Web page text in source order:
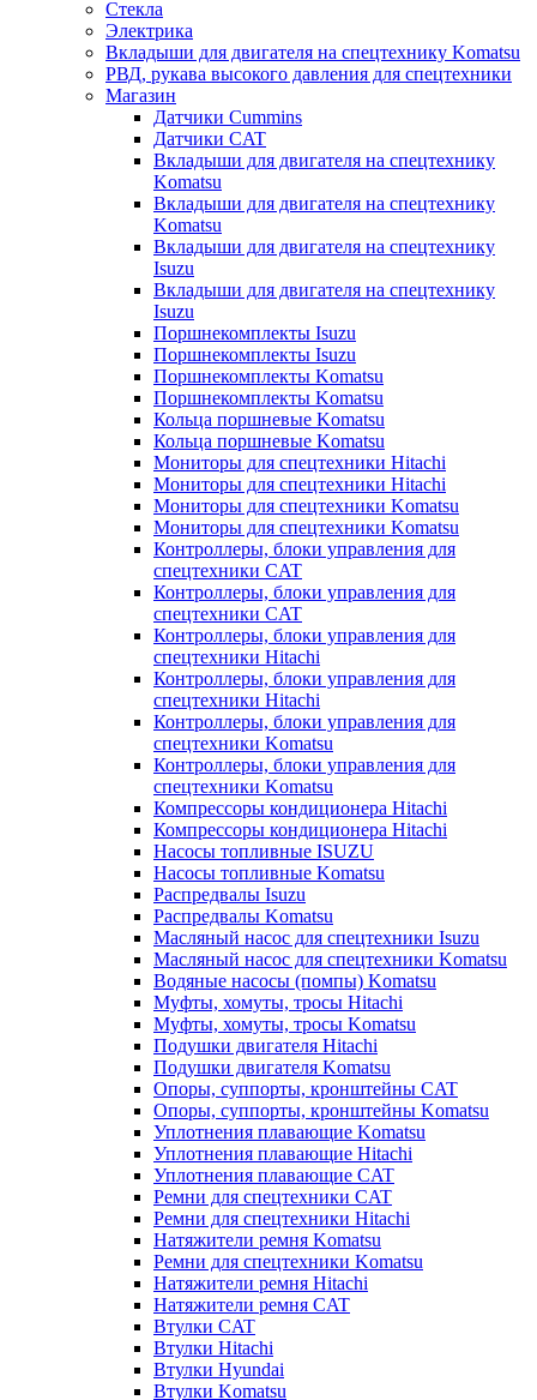
Стекла
Электрика
Вкладыши для двигателя на спецтехнику Komatsu
РВД, рукава высокого давления для спецтехники
Магазин
Датчики Cummins
Датчики CAT
Вкладыши для двигателя на спецтехнику
Komatsu
Вкладыши для двигателя на спецтехнику
Komatsu
Вкладыши для двигателя на спецтехнику
Isuzu
Вкладыши для двигателя на спецтехнику
Isuzu
Поршнекомплекты Isuzu
Поршнекомплекты Isuzu
Поршнекомплекты Komatsu
Поршнекомплекты Komatsu
Кольца поршневые Komatsu
Кольца поршневые Komatsu
Мониторы для спецтехники Hitachi
Мониторы для спецтехники Hitachi
Мониторы для спецтехники Komatsu
Мониторы для спецтехники Komatsu
Контроллеры, блоки управления для
спецтехники CAT
Контроллеры, блоки управления для
спецтехники CAT
Контроллеры, блоки управления для
спецтехники Hitachi
Контроллеры, блоки управления для
спецтехники Hitachi
Контроллеры, блоки управления для
спецтехники Komatsu
Контроллеры, блоки управления для
спецтехники Komatsu
Компрессоры кондиционера Hitachi
Компрессоры кондиционера Hitachi
Насосы топливные ISUZU
Насосы топливные Komatsu
Распредвалы Isuzu
Распредвалы Komatsu
Масляный насос для спецтехники Isuzu
Масляный насос для спецтехники Komatsu
Водяные насосы (помпы) Komatsu
Муфты, хомуты, тросы Hitachi
Муфты, хомуты, тросы Komatsu
Подушки двигателя Hitachi
Подушки двигателя Komatsu
Опоры, суппорты, кронштейны CAT
Опоры, суппорты, кронштейны Komatsu
Уплотнения плавающие Komatsu
Уплотнения плавающие Hitachi
Уплотнения плавающие CAT
Ремни для спецтехники CAT
Ремни для спецтехники Hitachi
Натяжители ремня Komatsu
Ремни для спецтехники Komatsu
Натяжители ремня Hitachi
Натяжители ремня CAT
Втулки CAT
Втулки Hitachi
Втулки Hyundai
Втулки Komatsu